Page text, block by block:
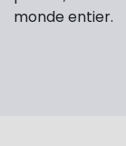
monde entier.